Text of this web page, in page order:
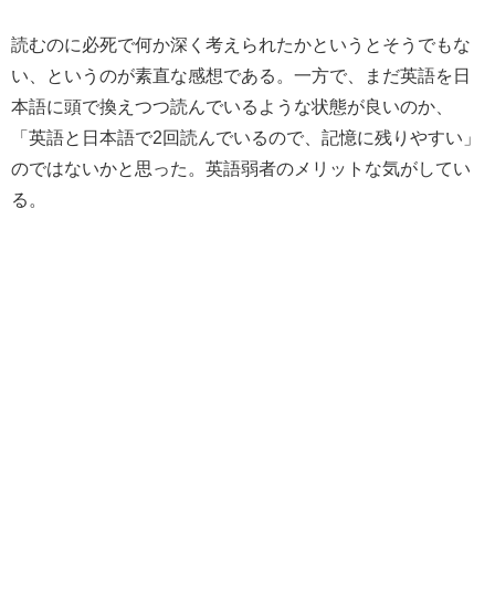
読むのに必死で何か深く考えられたかというとそうでもな
い、というのが素直な感想である。一方で、まだ英語を日
本語に頭で換えつつ読んでいるような状態が良いのか、
「英語と日本語で2回読んでいるので、記憶に残りやすい」
のではないかと思った。英語弱者のメリットな気がしてい
る。